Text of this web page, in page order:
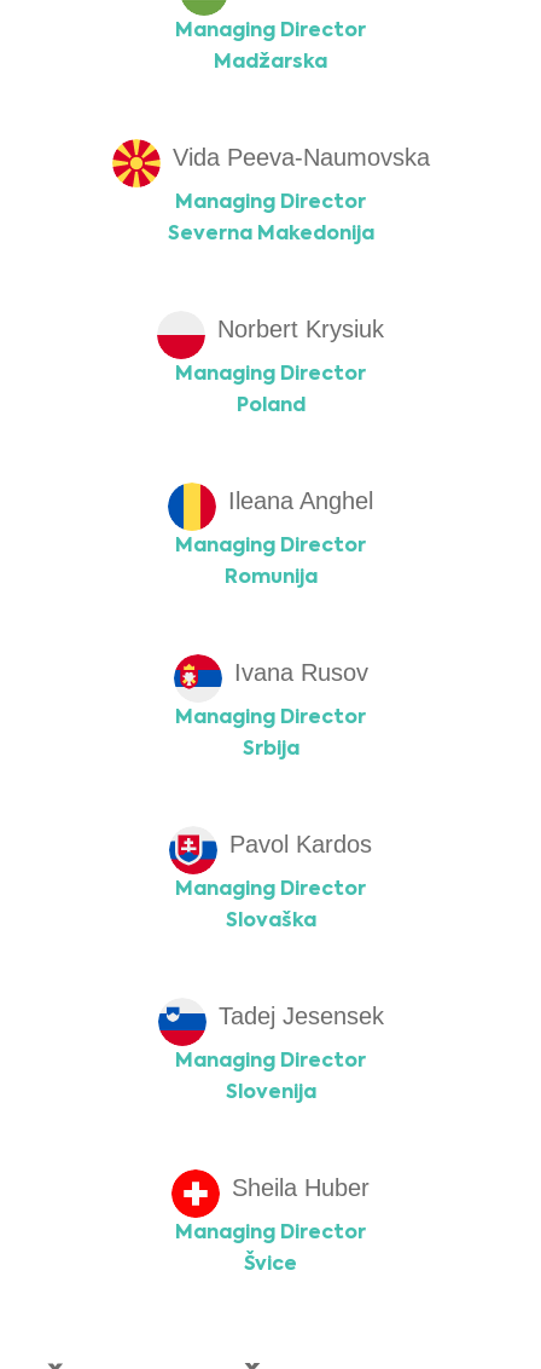
Managing Director
Madžarska
Vida Peeva-Naumovska
Managing Director
Severna Makedonija
Norbert Krysiuk
Managing Director
Poland
Ileana Anghel
Managing Director
Romunija
Ivana Rusov
Managing Director
Srbija
Pavol Kardos
Managing Director
Slovaška
Tadej Jesensek
Managing Director
Slovenija
Sheila Huber
Managing Director
Švice